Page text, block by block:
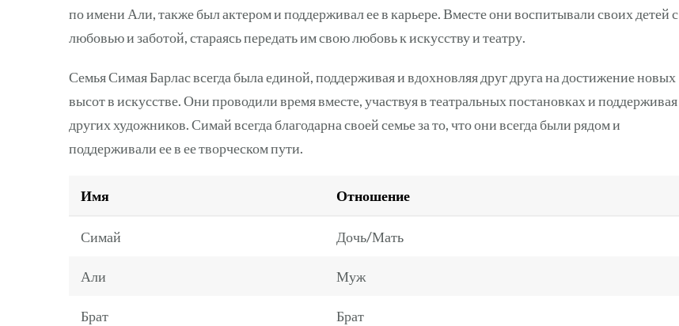
по имени Али, также был актером и поддерживал ее в карьере. Вместе они воспитывали своих детей с
любовью и заботой, стараясь передать им свою любовь к искусству и театру.
Семья Симая Барлас всегда была единой, поддерживая и вдохновляя друг друга на достижение новых
высот в искусстве. Они проводили время вместе, участвуя в театральных постановках и поддерживая
других художников. Симай всегда благодарна своей семье за то, что они всегда были рядом и
поддерживали ее в ее творческом пути.
Имя Отношение
Симай Дочь/Мать
Али Муж
Брат Брат